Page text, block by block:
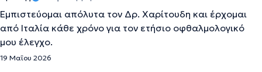
Εμπιστεύομαι απόλυτα τον Δρ. Χαρίτουδη και έρχομαι
από Ιταλία κάθε χρόνο για τον ετήσιο οφθαλμολογικό
μου έλεγχο.
19 Μαΐου 2026